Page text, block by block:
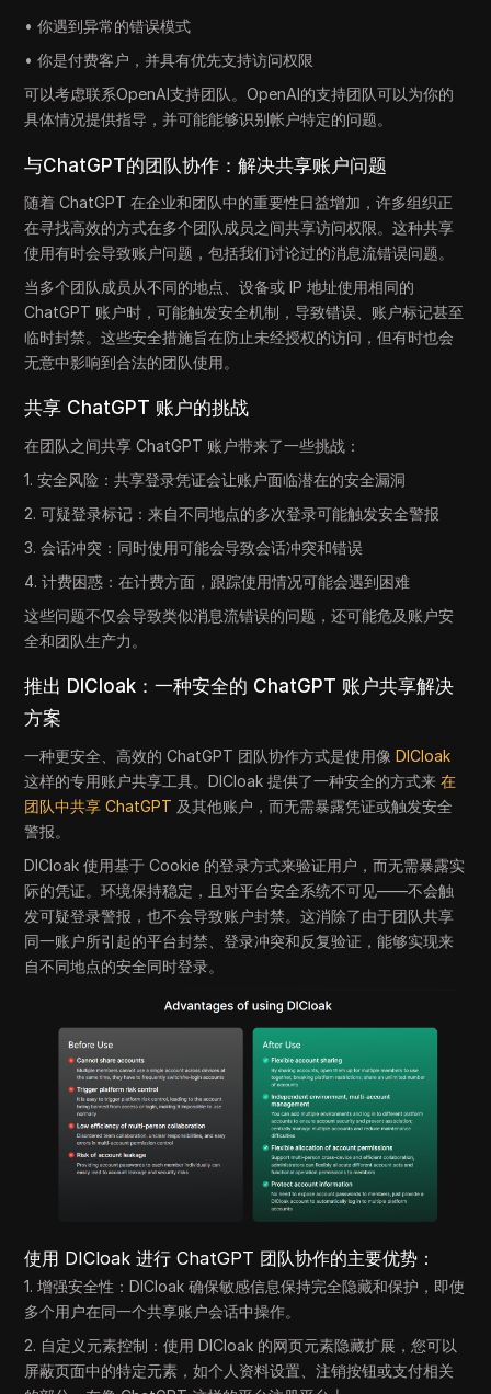
• 你遇到异常的错误模式
• 你是付费客户，并具有优先支持访问权限
可以考虑联系OpenAI支持团队。OpenAI的支持团队可以为你的
具体情况提供指导，并可能能够识别帐户特定的问题。
与ChatGPT的团队协作：解决共享账户问题
随着 ChatGPT 在企业和团队中的重要性日益增加，许多组织正
在寻找高效的方式在多个团队成员之间共享访问权限。这种共享
使用有时会导致账户问题，包括我们讨论过的消息流错误问题。
当多个团队成员从不同的地点、设备或 IP 地址使用相同的
ChatGPT 账户时，可能触发安全机制，导致错误、账户标记甚至
临时封禁。这些安全措施旨在防止未经授权的访问，但有时也会
无意中影响到合法的团队使用。
共享 ChatGPT 账户的挑战
在团队之间共享 ChatGPT 账户带来了一些挑战：
1. 安全风险：共享登录凭证会让账户面临潜在的安全漏洞
2. 可疑登录标记：来自不同地点的多次登录可能触发安全警报
3. 会话冲突：同时使用可能会导致会话冲突和错误
4. 计费困惑：在计费方面，跟踪使用情况可能会遇到困难
这些问题不仅会导致类似消息流错误的问题，还可能危及账户安
全和团队生产力。
推出 DICloak：一种安全的 ChatGPT 账户共享解决
方案
一种更安全、高效的 ChatGPT 团队协作方式是使用像DICloak
这样的专用账户共享工具。DICloak 提供了一种安全的方式来在
团队中共享 ChatGPT 及其他账户，而无需暴露凭证或触发安全
警报。
DICloak 使用基于 Cookie 的登录方式来验证用户，而无需暴露实
际的凭证。环境保持稳定，且对平台安全系统不可见——不会触
发可疑登录警报，也不会导致账户封禁。这消除了由于团队共享
同一账户所引起的平台封禁、登录冲突和反复验证，能够实现来
自不同地点的安全同时登录。
使用 DICloak 进行 ChatGPT 团队协作的主要优势：
1. 增强安全性：DICloak 确保敏感信息保持完全隐藏和保护，即使
多个用户在同一个共享账户会话中操作。
2. 自定义元素控制：使用 DICloak 的网页元素隐藏扩展，您可以
屏蔽页面中的特定元素，如个人资料设置、注销按钮或支付相关